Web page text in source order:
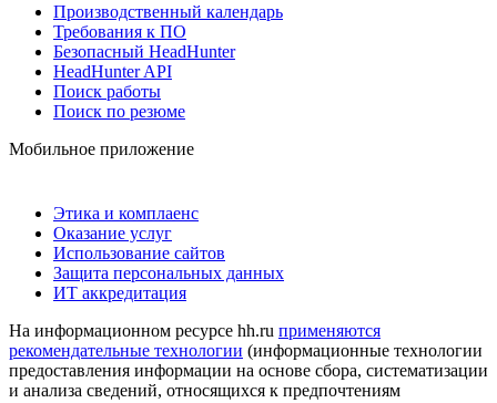
Производственный календарь
Требования к ПО
Безопасный HeadHunter
HeadHunter API
Поиск работы
Поиск по резюме
Мобильное приложение
Этика и комплаенс
Оказание услуг
Использование сайтов
Защита персональных данных
ИТ аккредитация
На информационном ресурсе hh.ru применяются
рекомендательные технологии (информационные технологии
предоставления информации на основе сбора, систематизации
и анализа сведений, относящихся к предпочтениям